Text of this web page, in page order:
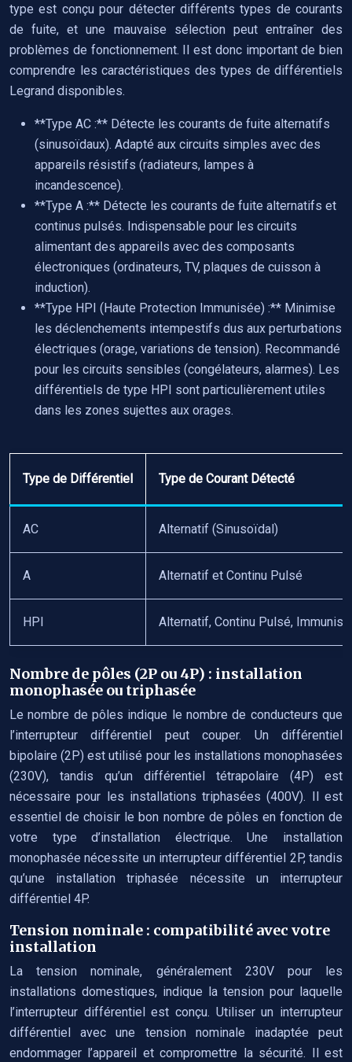
type est conçu pour détecter différents types de courants
de fuite, et une mauvaise sélection peut entraîner des
problèmes de fonctionnement. Il est donc important de bien
comprendre les caractéristiques des types de différentiels
Legrand disponibles.
**Type AC :** Détecte les courants de fuite alternatifs
(sinusoïdaux). Adapté aux circuits simples avec des
appareils résistifs (radiateurs, lampes à
incandescence).
**Type A :** Détecte les courants de fuite alternatifs et
continus pulsés. Indispensable pour les circuits
alimentant des appareils avec des composants
électroniques (ordinateurs, TV, plaques de cuisson à
induction).
**Type HPI (Haute Protection Immunisée) :** Minimise
les déclenchements intempestifs dus aux perturbations
électriques (orage, variations de tension). Recommandé
pour les circuits sensibles (congélateurs, alarmes). Les
différentiels de type HPI sont particulièrement utiles
dans les zones sujettes aux orages.
Type de Différentiel Type de Courant Détecté
AC Alternatif (Sinusoïdal)
A Alternatif et Continu Pulsé
HPI Alternatif, Continu Pulsé, Immunisé
Nombre de pôles (2P ou 4P) : installation
monophasée ou triphasée
Le nombre de pôles indique le nombre de conducteurs que
l’interrupteur différentiel peut couper. Un différentiel
bipolaire (2P) est utilisé pour les installations monophasées
(230V), tandis qu’un différentiel tétrapolaire (4P) est
nécessaire pour les installations triphasées (400V). Il est
essentiel de choisir le bon nombre de pôles en fonction de
votre type d’installation électrique. Une installation
monophasée nécessite un interrupteur différentiel 2P, tandis
qu’une installation triphasée nécessite un interrupteur
différentiel 4P.
Tension nominale : compatibilité avec votre
installation
La tension nominale, généralement 230V pour les
installations domestiques, indique la tension pour laquelle
l’interrupteur différentiel est conçu. Utiliser un interrupteur
différentiel avec une tension nominale inadaptée peut
endommager l’appareil et compromettre la sécurité. Il est